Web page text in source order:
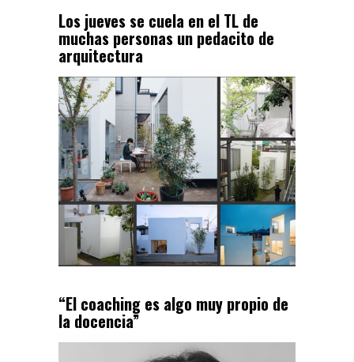
Los jueves se cuela en el TL de
muchas personas un pedacito de
arquitectura
“El coaching es algo muy propio de
la docencia”